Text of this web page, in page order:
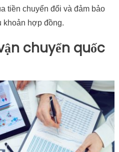
tiền chuyển đổi và đảm bảo
khoản hợp đồng.
chuyển quốc